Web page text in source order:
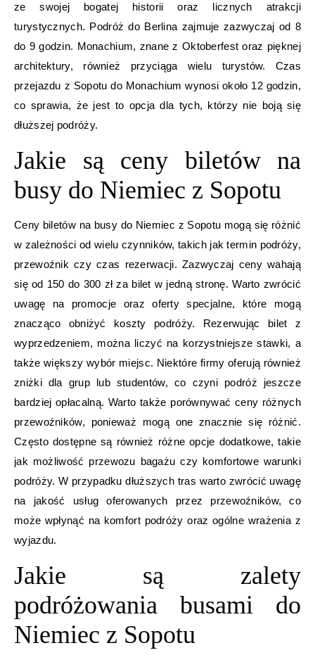
ze swojej bogatej historii oraz licznych atrakcji
turystycznych. Podróż do Berlina zajmuje zazwyczaj od 8
do 9 godzin. Monachium, znane z Oktoberfest oraz pięknej
architektury, również przyciąga wielu turystów. Czas
przejazdu z Sopotu do Monachium wynosi około 12 godzin,
co sprawia, że jest to opcja dla tych, którzy nie boją się
dłuższej podróży.
Jakie są ceny biletów na
busy do Niemiec z Sopotu
Ceny biletów na busy do Niemiec z Sopotu mogą się różnić
w zależności od wielu czynników, takich jak termin podróży,
przewoźnik czy czas rezerwacji. Zazwyczaj ceny wahają
się od 150 do 300 zł za bilet w jedną stronę. Warto zwrócić
uwagę na promocje oraz oferty specjalne, które mogą
znacząco obniżyć koszty podróży. Rezerwując bilet z
wyprzedzeniem, można liczyć na korzystniejsze stawki, a
także większy wybór miejsc. Niektóre firmy oferują również
zniżki dla grup lub studentów, co czyni podróż jeszcze
bardziej opłacalną. Warto także porównywać ceny różnych
przewoźników, ponieważ mogą one znacznie się różnić.
Często dostępne są również różne opcje dodatkowe, takie
jak możliwość przewozu bagażu czy komfortowe warunki
podróży. W przypadku dłuższych tras warto zwrócić uwagę
na jakość usług oferowanych przez przewoźników, co
może wpłynąć na komfort podróży oraz ogólne wrażenia z
wyjazdu.
Jakie są zalety
podróżowania busami do
Niemiec z Sopotu